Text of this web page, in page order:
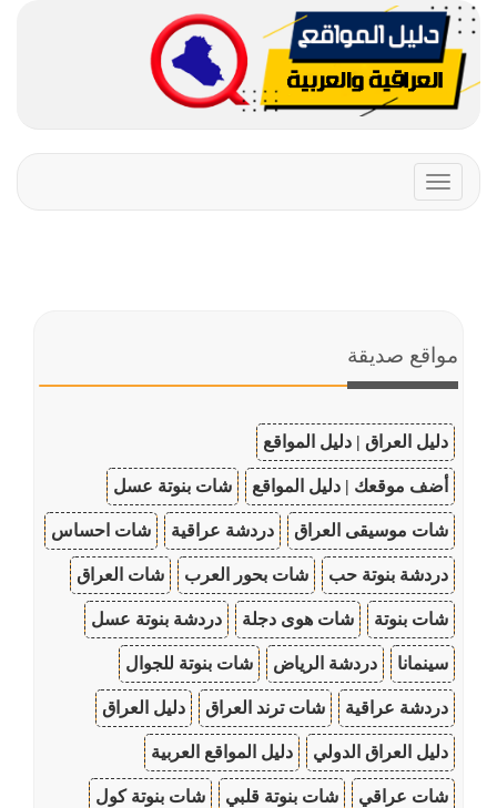
Toggle
navigation
مواقع صديقة
دليل العراق | دليل المواقع
أضف موقعك | دليل المواقع شات بنوتة عسل
شات موسيقى العراق دردشة عراقية شات احساس
دردشة بنوتة حب شات بحور العرب شات العراق
شات بنوتة شات هوى دجلة دردشة بنوتة عسل
سينمانا دردشة الرياض شات بنوتة للجوال
دردشة عراقية شات ترند العراق دليل العراق
دليل العراق الدولي دليل المواقع العربية
شات عراقي شات بنوتة قلبي شات بنوتة كول